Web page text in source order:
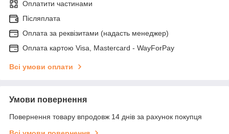
Оплатити частинами
Післяплата
Оплата за реквізитами (надасть менеджер)
Оплата картою Visa, Mastercard - WayForPay
Всі умови оплати
Умови повернення
Повернення товару впродовж 14 днів за рахунок покупця